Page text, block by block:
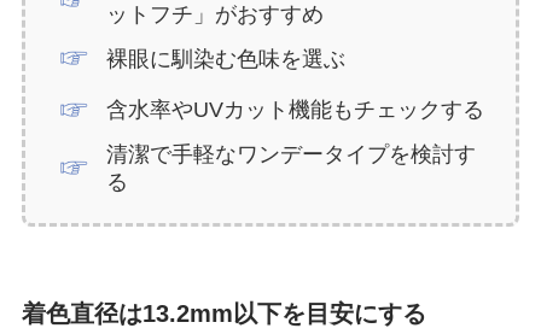
ットフチ」がおすすめ
裸眼に馴染む色味を選ぶ
含水率やUVカット機能もチェックする
清潔で手軽なワンデータイプを検討す
る
着色直径は13.2mm以下を目安にする